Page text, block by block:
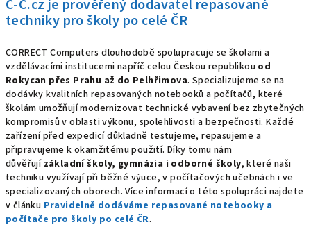
C-C.cz je prověřený dodavatel repasované
techniky pro školy po celé ČR
CORRECT Computers dlouhodobě spolupracuje se školami a
vzdělávacími institucemi napříč celou Českou republikou od
Rokycan přes Prahu až do Pelhřimova. Specializujeme se na
dodávky kvalitních repasovaných notebooků a počítačů, které
školám umožňují modernizovat technické vybavení bez zbytečných
kompromisů v oblasti výkonu, spolehlivosti a bezpečnosti. Každé
zařízení před expedicí důkladně testujeme, repasujeme a
připravujeme k okamžitému použití. Díky tomu nám
důvěřují základní školy, gymnázia i odborné školy, které naši
techniku využívají při běžné výuce, v počítačových učebnách i ve
specializovaných oborech. Více informací o této spolupráci najdete
v článku Pravidelně dodáváme repasované notebooky a
počítače pro školy po celé ČR.